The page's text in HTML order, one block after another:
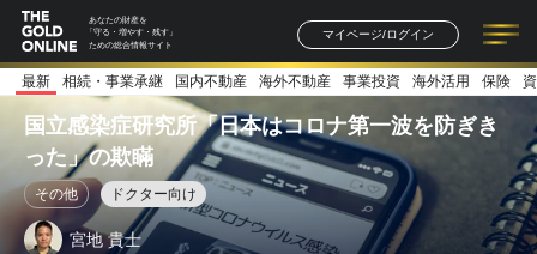
あなたの財産を
「守る・増やす・残す」
ための総合情報サイト
マイページ/ログイン
記事一覧 連載一覧
著者一覧 書籍一覧
最新 相続・事業承継 国内不動産 海外不動産 事業投資 海外活用 保険
国立感染症研究所「日本はコロナ第一波を防ぎき
った」の欺瞞
その他 ドクター向け
宮地 貴士